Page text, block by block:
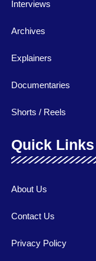
Interviews
Archives
Explainers
Documentaries
Shorts / Reels
Quick Links
About Us
Contact Us
Privacy Policy